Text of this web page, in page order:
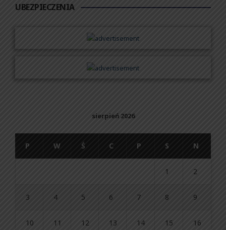
UBEZPIECZENIA
sierpień 2026
P W Ś C P S N
1 2
3 4 5 6 7 8 9
10 11 12 13 14 15 16